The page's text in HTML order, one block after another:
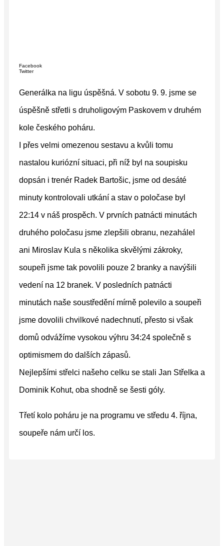
Facebook
Twitter
Generálka na ligu úspěšná. V sobotu 9. 9. jsme se
úspěšně střetli s druholigovým Paskovem v druhém
kole českého poháru.
I přes velmi omezenou sestavu a kvůli tomu
nastalou kuriózní situaci, při níž byl na soupisku
dopsán i trenér Radek Bartošic, jsme od desáté
minuty kontrolovali utkání a stav o poločase byl
22:14 v náš prospěch. V prvních patnácti minutách
druhého poločasu jsme zlepšili obranu, nezahálel
ani Miroslav Kula s několika skvělými zákroky,
soupeři jsme tak povolili pouze 2 branky a navýšili
vedení na 12 branek. V posledních patnácti
minutách naše soustředění mírně polevilo a soupeři
jsme dovolili chvilkové nadechnutí, přesto si však
domů odvážíme vysokou výhru 34:24 společně s
optimismem do dalších zápasů.
Nejlepšími střelci našeho celku se stali Jan Střelka a
Dominik Kohut, oba shodně se šesti góly.
Třetí kolo poháru je na programu ve středu 4. října,
soupeře nám určí los.